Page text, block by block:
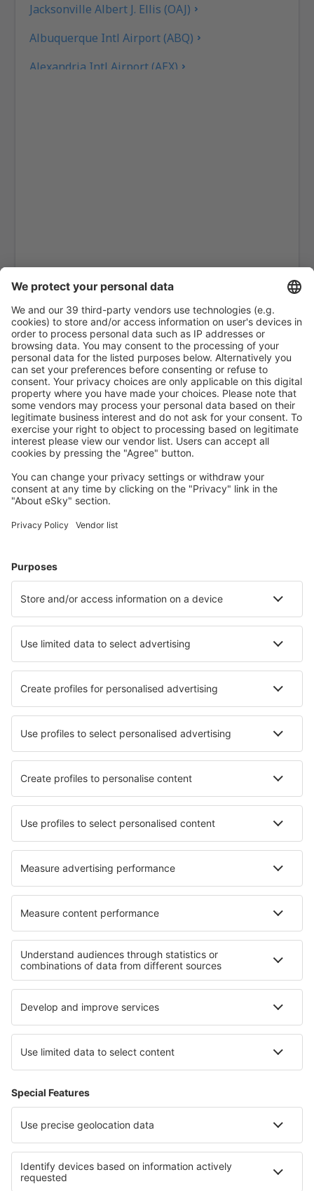
Jacksonville Albert J. Ellis (OAJ)
Albuquerque Intl Airport (ABQ)
Alexandria Intl Airport (AEX)
Martinsburg Altoona Blair (AOO)
Ambler Airport (ABL)
Anaktuvuk Pass Airport (AKP)
Aeroporto de Angel Fire (AXX)
Angoon Seaplane Base (AGN)
Aniak Airport (ANI)
Durango
Ann Arbor Municipal Airport (ARB)
McKinleyville Arcata Eureka (ACV)
Arctic Village Apt. (ARC)
Atka Airport (AKB)
Atlantic City Airport (ACY)
Atmautluak Airport (ATT)
Lewiston Airport (LEW)
Augusta Airport (AGS)
Augusta Airport (AUG)
Green Bay Austin Straubel (GRB)
Austin Bergstrom (AUS)
Baltimore Washington T. Marshall (BWI)
Bangor Intl Airport (BGR)
Paducah Barkley (PAH)
Barnstable Airport (HYA)
Barter Island Apt. (BTI)
Baton Rouge Airport (BTR)
Beaver (WBQ)
Beckley Airport (BKW)
Bellingham Intl Airport (BLI)
Bemidji Regional Airport (BJI)
Butte Bert Mooney (BTM)
Bethel Airport (BET)